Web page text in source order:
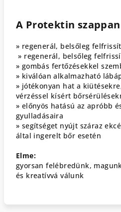
A Protektin
» regenerál, belsőleg felfrissít
» regenerál, belsőleg
» gombás fertőzésekkel
» kiválóan alkalmazható
» jótékonyan hat a
vérzéssel kísért
» előnyös hatású az apróbb
gyulladásaira
» segítséget nyújt száraz
által ingerelt bőr esetén
Elme:
gyorsan felébredünk,
és kreatívvá válunk